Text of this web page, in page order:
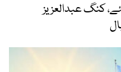
کنگ عبدالعزیز